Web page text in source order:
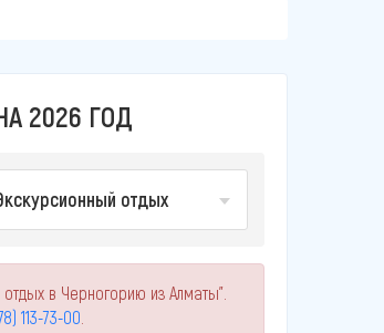
2026 ГОД
отдых
в Черногорию из Алматы".
113-73-00